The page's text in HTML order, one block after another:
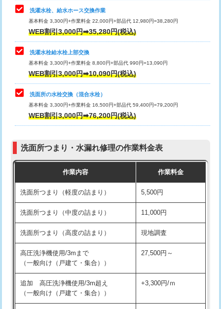
業）
排水管工事（排水管工事/3ｍまで） 55,000円
排水管工事（追加 排水管工事/3ｍ超
え）
マス交換（土の掘削・埋め戻し作業）
マス交換（深さ50㎝未満）
マス交換（深さ50㎝以上）
モルタル補修（厚さ10㎝まで） 27,500円
モルタル補修（厚さ10㎝超え） 38,500円
洗面台設置 38,500円
バスタブ設置 現場見積
追加人工 16,500円
廃棄・処分
※給水管工事は20mmまでの価格です。
キッチンタンク脱着
その他部品の脱着
交換・取付（タンク）
交換・取付(単水栓（壁付・デッキ
式）)
交換・取付(混合水栓（壁付・デッキ
式・ワンホール）)
16,500円+材料費
（P/S/ポップアップ））
交換・取付（その他部品） 11,000円+材料費
持込商品取付（単水栓） 13,200円
持込商品取付（混合水栓） 16,500円
持込商品取付（浄水器・分岐水栓） 16,500円
給水管工事※（ホール加工) 16,500円
給水管工事※（バンド止め)
給水管工事※（支持金具設置) 5,500円
給水管工事※（保温材使用（バンド止
5,500円
洗濯水栓、給水ホース交換作業
基本料金 3,300円+作業料金 22,000円+部品代 12,980円=38,280円
WEB割引3,000円➡35,280円(税込)
洗濯水栓給水栓上部交換
基本料金 3,300円+作業料金 8,800円+部品代 990円=13,090円
WEB割引3,000円➡10,090円(税込)
洗面所の水栓交換（混合水栓）
基本料金 3,300円+作業料金 16,500円+部品代 59,400円=79,200円
WEB割引3,000円➡76,200円(税込)
洗面所つまり・水漏れ修理の作業料金表
作業内容 作業料金
洗面所つまり（軽度の詰まり） 5,500円
洗面所つまり（中度の詰まり） 11,000円
洗面所つまり（高度の詰まり） 現地調査
高圧洗浄機使用/3mまで
（一般向け（戸建て・集合））
27,500円～
追加 高圧洗浄機使用/3m超え
（一般向け（戸建て・集合））
+3,300円/ｍ